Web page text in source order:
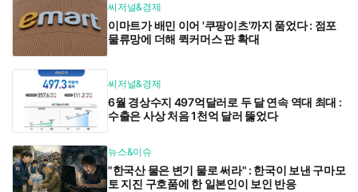
씨저널&경제
이마트가 배민 이어 '쿠팡이츠'까지 품었다 : 점포
물류망에 더해 퀵커머스 판 확대
씨저널&경제
6월 경상수지 497억달러로 두 달 연속 역대 최대 :
수출은 사상 처음 1천억 달러 뚫었다
뉴스&이슈
"한국산 물은 변기 물로 써라" : 한국이 보낸 구마모
토 지진 구호품에 한 일본인이 보인 반응